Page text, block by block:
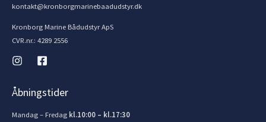
kontakt@kronborgmarinebaadudstyr.dk
Kronborg Marine Bådudstyr ApS
CVR.nr.: 4289 2556
Åbningstider
Mandag – Fredag kl.10:00 – kl.17:30